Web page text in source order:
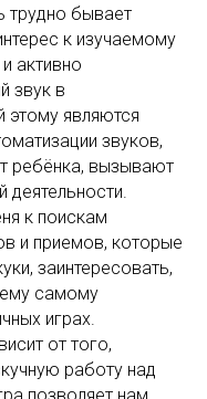
трудно бывает
к изучаемому
активно
звук в
этому являются
звуков,
ребёнка, вызывают
деятельности.
к поискам
и приемов, которые
заинтересовать,
ему самому
играх.
от того,
работу над